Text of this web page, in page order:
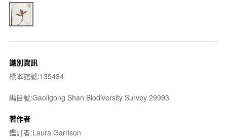
識別資訊
標本館號:135434
編目號:Gaoligong Shan Biodiversity Survey 29993
著作者
鑑訂者:Laura Garrison